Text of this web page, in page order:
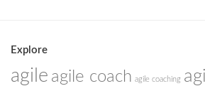
Explore
agile agile coach agile coaching